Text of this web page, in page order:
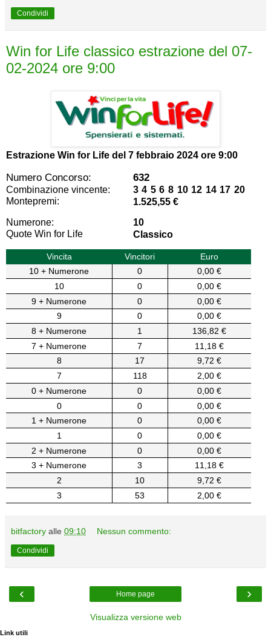
Condividi
Win for Life classico estrazione del 07-
02-2024 ore 9:00
Estrazione Win for Life del 7 febbraio 2024 ore 9:00
Numero Concorso: 632
Combinazione vincente:
3 4 5 6 8 10 12 14 17 20
Montepremi:
1.525,55 €
Numerone:
10
Quote Win for Life
Classico
Vincita Vincitori
Euro
10 + Numerone
0
0,00 €
10
0
0,00 €
9 + Numerone
0
0,00 €
9
0
0,00 €
8 + Numerone
1
136,82 €
7 + Numerone
7
11,18 €
8
17
9,72 €
7
118
2,00 €
0 + Numerone
0
0,00 €
0
0
0,00 €
1 + Numerone
0
0,00 €
1
0
0,00 €
2 + Numerone
0
0,00 €
3 + Numerone
3
11,18 €
2
10
9,72 €
3
53 2,00 €
bitfactory alle 09:10 Nessun commento:
Condividi
‹ ›
Home page
Visualizza versione web
Link utili